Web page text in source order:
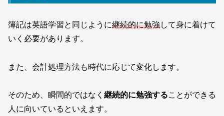
簿記は英語学習と同じように継続的に勉強して身に着けて
いく必要があります。
また、会計処理方法も時代に応じて変化します。
そのため、瞬間的ではなく 継続的に勉強することができる
人に向いているといえます。